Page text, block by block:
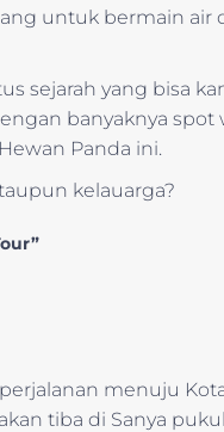
untuk bermain air
sejarah yang bisa
banyaknya spot
Panda ini.
kelauarga?
menuju Kota
tiba di Sanya